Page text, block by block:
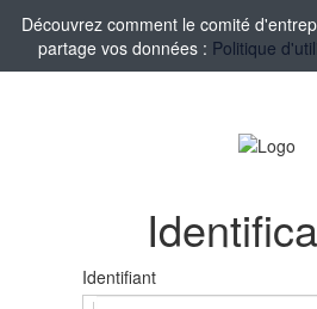
Découvrez comment le comité
partage vos données : Politique
Identifiant